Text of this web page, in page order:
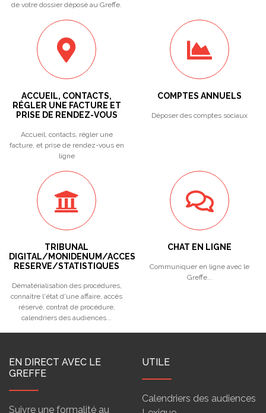
de votre dossier déposé au Greffe.
ACCUEIL, CONTACTS,
RÉGLER UNE FACTURE ET
PRISE DE RENDEZ-VOUS
Accueil, contacts, régler une
facture, et prise de rendez-vous en
ligne
COMPTES ANNUELS
Déposer des comptes sociaux
TRIBUNAL
DIGITAL/MONIDENUM/ACCES
RESERVE/STATISTIQUES
Dématérialisation des procédures,
connaître l'état d'une affaire, accès
réservé, contrat de procédure,
calendriers des audiences...
CHAT EN LIGNE
Communiquer en ligne avec le
Greffe...
EN DIRECT AVEC LE
GREFFE
Suivre une formalité au
UTILE
Calendriers des audiences